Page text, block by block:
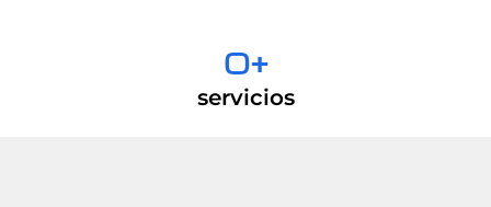
servicios
0+